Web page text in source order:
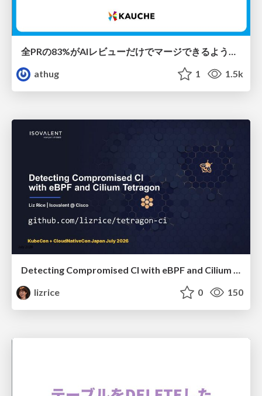
全PRの83%がAIレビューだけでマージできるようになった開発組織はその後どうなったか
athug
1 1.5k
lizrice
0 150